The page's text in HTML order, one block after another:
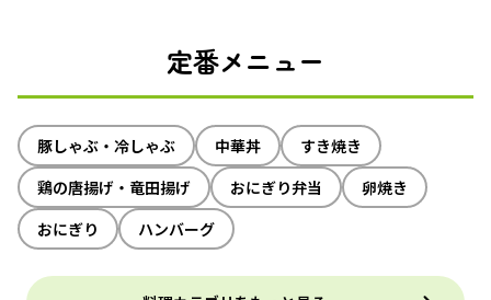
定番メニュー
豚しゃぶ・冷しゃぶ 中華丼
すき焼き
鶏の唐揚げ・竜田揚げ
おにぎり弁当
卵焼き
おにぎり
ハンバーグ